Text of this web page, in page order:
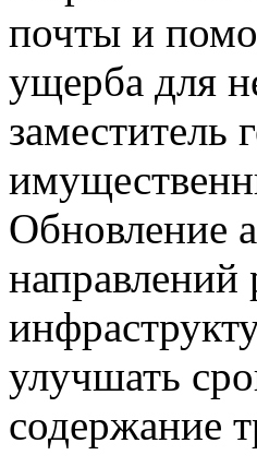
почты и
ущерба для
заместитель
Обновление
направлений
улучшать
содержание